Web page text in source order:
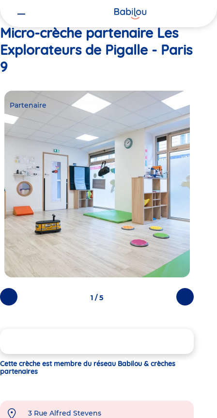
Micro-crèche partenaire Les
Explorateurs de Pigalle - Paris
9
Photos
précédentes
Photos
suivantes
Partenaire
1 / 5
Cette crèche est membre du réseau Babilou & crèches
partenaires
3 Rue Alfred Stevens